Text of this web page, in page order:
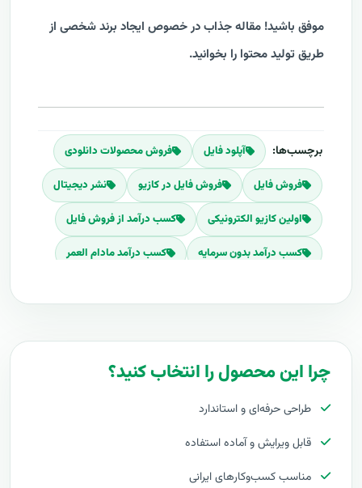
موفق باشید! مقاله جذاب در خصوص ایجاد برند شخصی از
طریق تولید محتوا را بخوانید.
برچسب‌ها: آپلود فايل فروش محصولات دانلودی
فروش فایل فروش فایل در کازیو نشر دیجیتال
اولین کازیو الکترونیکی کسب درآمد از فروش فایل
کسب درآمد بدون سرمایه کسب درآمد مادام العمر
چرا این محصول را انتخاب کنید؟
طراحی حرفه‌ای و استاندارد
قابل ویرایش و آماده استفاده
مناسب کسب‌وکارهای ایرانی